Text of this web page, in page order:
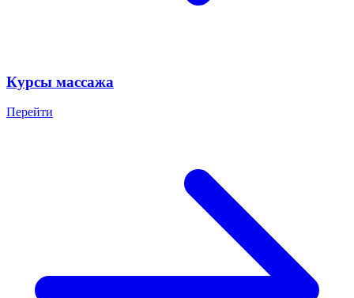
Курсы массажа
Перейти